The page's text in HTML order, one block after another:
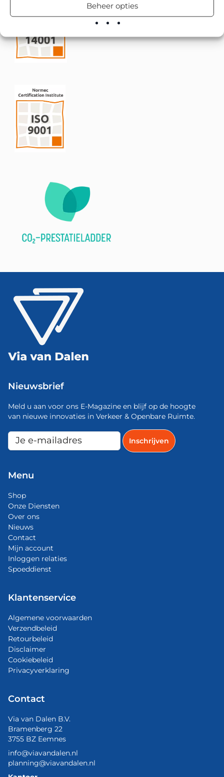
Beheer opties
Nieuwsbrief
Meld u aan voor ons E-Magazine en blijf op de hoogte
van nieuwe innovaties in Verkeer & Openbare Ruimte.
Menu
Shop
Onze Diensten
Over ons
Nieuws
Contact
Mijn account
Inloggen relaties
Spoeddienst
Klantenservice
Algemene voorwaarden
Verzendbeleid
Retourbeleid
Disclaimer
Cookiebeleid
Privacyverklaring
Contact
Via van Dalen B.V.
Bramenberg 22
3755 BZ Eemnes
info@viavandalen.nl
planning@viavandalen.nl